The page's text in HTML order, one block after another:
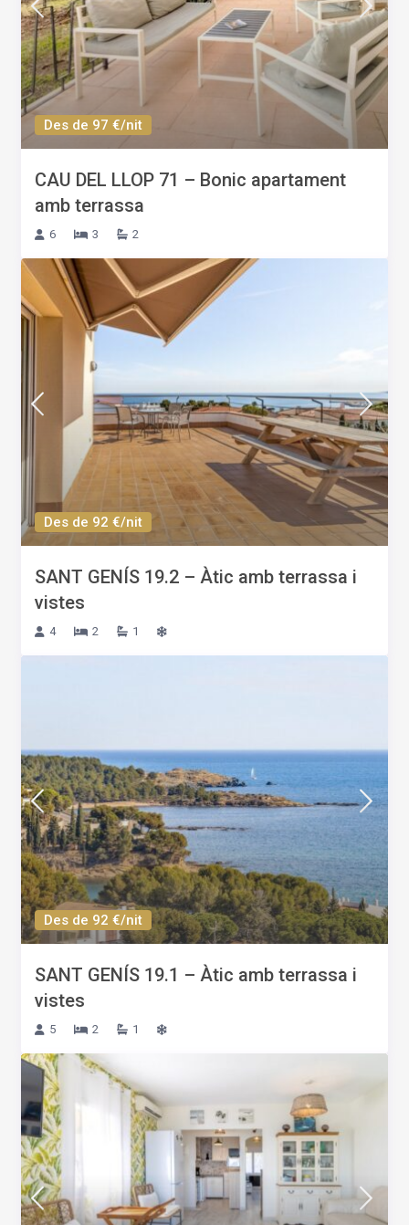
Des de 97 €/nit
CAU DEL LLOP 71 – Bonic apartament
amb terrassa
6 3 2
Des de 92 €/nit
SANT GENÍS 19.2 – Àtic amb terrassa i
vistes
4 2 1
Des de 92 €/nit
SANT GENÍS 19.1 – Àtic amb terrassa i
vistes
5 2 1